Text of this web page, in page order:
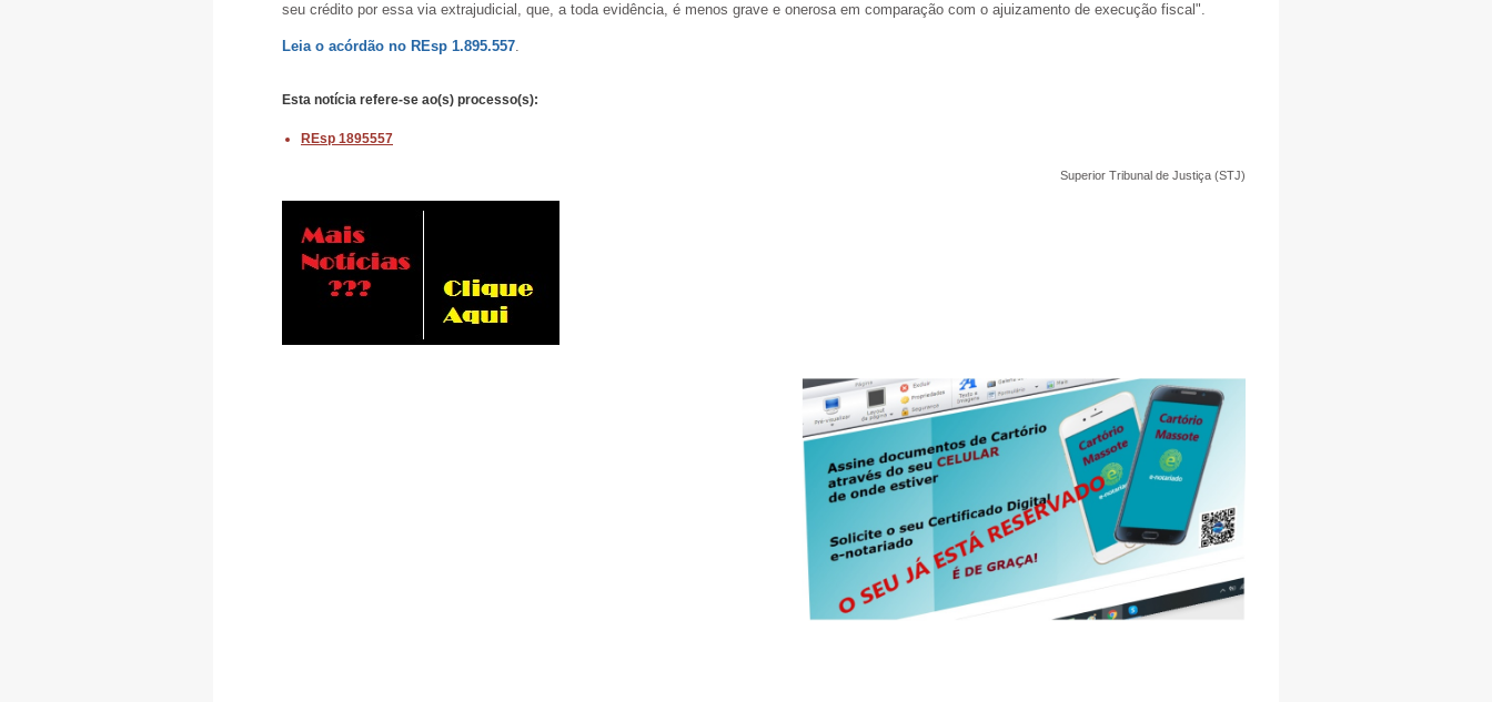
seu crédito por essa via extrajudicial, que, a toda evidência, é menos grave e onerosa em comparação com o ajuizamento de execução fiscal".
Leia o acórdão no REsp 1.895.557.
Esta notícia refere-se ao(s) processo(s):
REsp 1895557
Superior Tribunal de Justiça (STJ)